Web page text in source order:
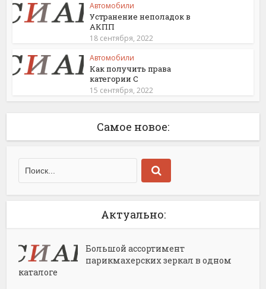
Автомобили
Устранение неполадок в
АКПП
18 сентября, 2022
Автомобили
Как получить права
категории С
15 сентября, 2022
Самое новое:
Актуально:
Большой ассортимент
парикмахерских зеркал в одном
каталоге